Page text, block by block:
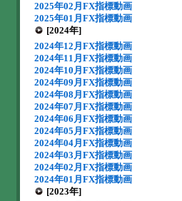
2025年02月FX指標動画
2025年01月FX指標動画
[2024年]
2024年12月FX指標動画
2024年11月FX指標動画
2024年10月FX指標動画
2024年09月FX指標動画
2024年08月FX指標動画
2024年07月FX指標動画
2024年06月FX指標動画
2024年05月FX指標動画
2024年04月FX指標動画
2024年03月FX指標動画
2024年02月FX指標動画
2024年01月FX指標動画
[2023年]